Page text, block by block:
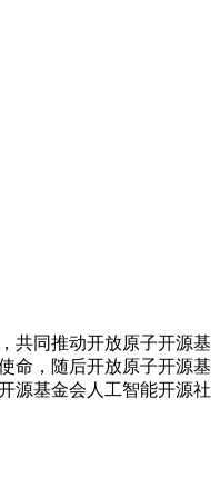
共同推动开放原子开源基
命，随后开放原子开源基
源基金会人工智能开源社